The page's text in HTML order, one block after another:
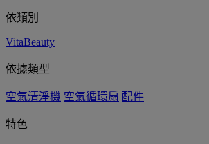
依類別
VitaBeauty
依據類型
空氣清淨機 空氣循環扇 配件
特色